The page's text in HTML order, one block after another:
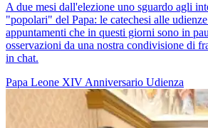
A due mesi dall'elezione uno sguardo agli
"popolari" del Papa: le catechesi alle
appuntamenti che in questi giorni sono in
osservazioni da una nostra condivisione di
in chat.
Papa Leone XIV Anniversario Udienza